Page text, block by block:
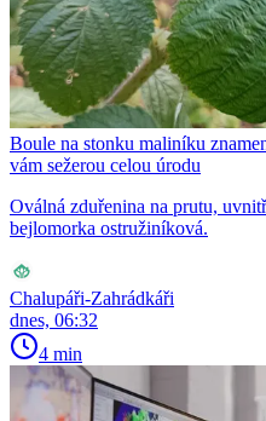
Boule na stonku maliníku
vám sežerou celou úrodu
Oválná zduřenina na prutu,
bejlomorka ostružiníková.
Chalupáři-Zahrádkáři
dnes, 06:32
4 min